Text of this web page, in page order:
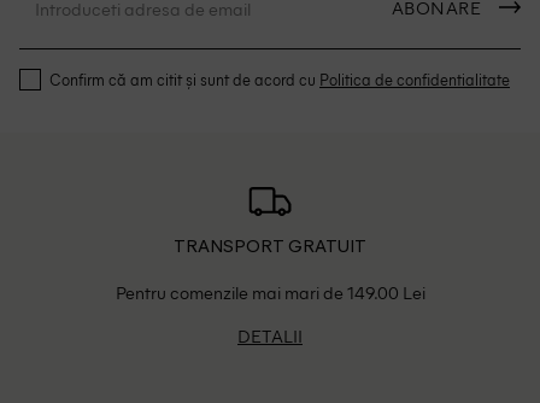
ABONARE
Confirm că am citit și sunt de acord cu Politica de confidentialitate
TRANSPORT GRATUIT
Pentru comenzile mai mari de 149.00 Lei
DETALII